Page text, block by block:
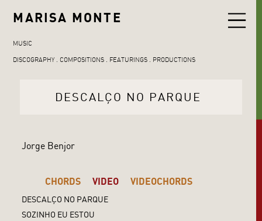
MARISA MONTE
MUSIC
DISCOGRAPHY
COMPOSITIONS FEATURINGS PRODUCTIONS
DESCALÇO NO PARQUE
Jorge Benjor
CHORDS VIDEO VIDEOCHORDS
DESCALÇO NO PARQUE
SOZINHO EU ESTOU